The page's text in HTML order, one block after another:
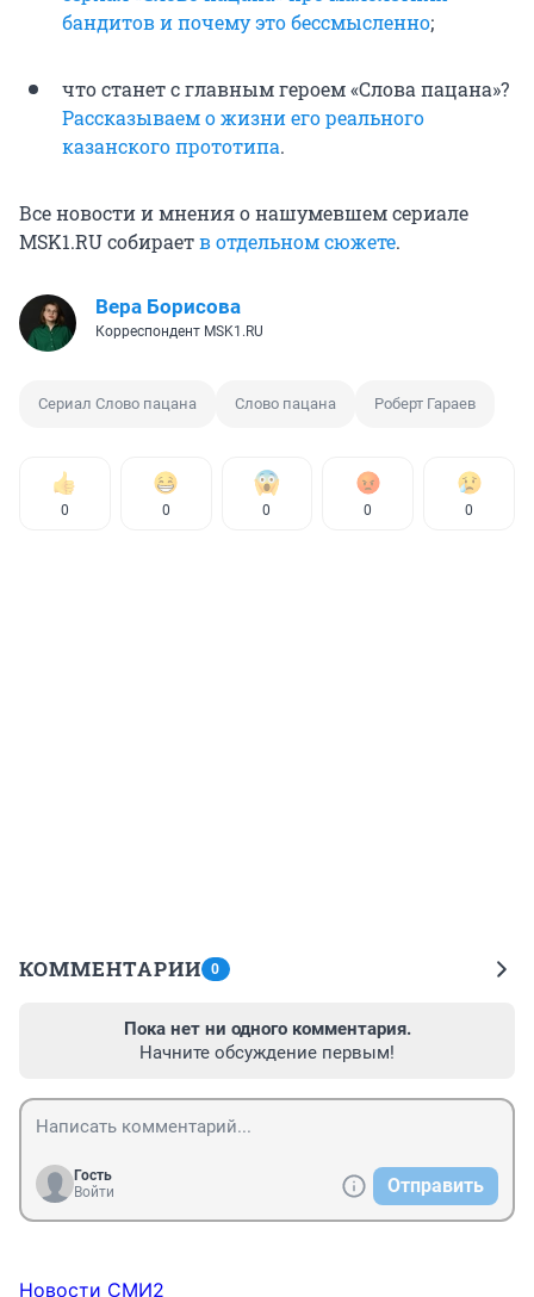
бандитов и почему это бессмысленно;
что станет с главным героем «Слова пацана»?
Рассказываем о жизни его реального
казанского прототипа.
Все новости и мнения о нашумевшем сериале
MSK1.RU собираетв отдельном сюжете.
Вера Борисова
Корреспондент MSK1.RU
Сериал Слово пацана Слово пацана Роберт Гараев
0 0 0 0 0
КОММЕНТАРИИ 0
Пока нет ни одного комментария.
Начните обсуждение первым!
Гость
Войти
Отправить
Новости СМИ2